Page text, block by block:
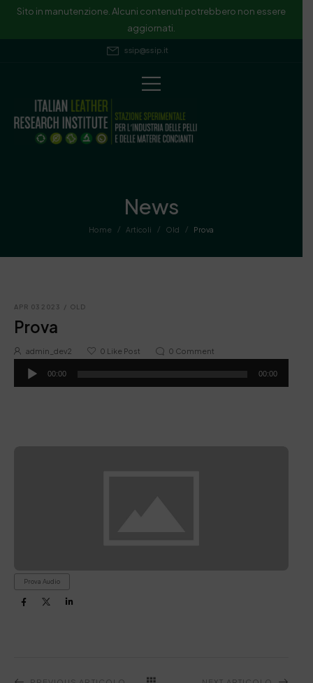
Sito in manutenzione. Alcuni contenuti potrebbero non essere
aggiornati.
ssip@ssip.it
News
Home / Articoli / Old / Prova
APR 03 2023 / OLD
Prova
admin_dev2 0 Like Post 0 Comment
Player
00:00 00:00
Prova Audio